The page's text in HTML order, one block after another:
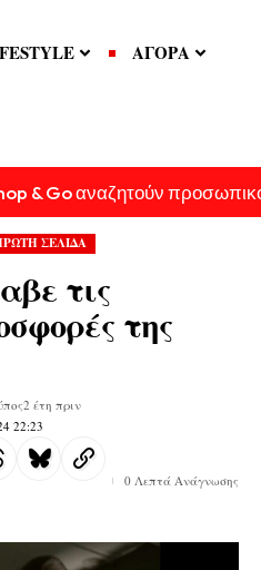
ΑΓΟΡΑ
& Go αναζητούν
ΣΕΛΙΔΑ
τις
της
22:23
2 έτη πριν
0 Λεπτά Ανάγνωσης